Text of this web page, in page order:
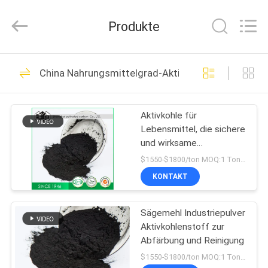
HAUS
PRODUKTE
FABRIK-
AUSFLUG
QUALITÄTSKONTROLLE
Carbon
Co.,Ltd..
Reserved.
Kohle basierte
Aktivkohle
77
Kokosschale-
Aktivkohle
76
Produkte
China Nahrungsmittelgrad-Aktivkohle
Aktivkohle für
Lebensmittel, die sichere
und wirksame
Adsorptionslösungen für
die Wasserreinigung und
Lebensmittelverarbeitung
$1550-$1800/ton MOQ:1 Tonne
KONTAKT
Sägemehl Industriepulver
Aktivkohlenstoff zur
Abfärbung und Reinigung